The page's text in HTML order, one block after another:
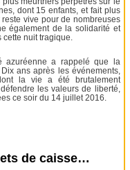
dont 15 enfants, et fait plus
vive pour de nombreuses
également de la solidarité et
cette nuit tragique.
azuréenne a rappelé que la
ans après les événements,
la vie a été brutalement
les valeurs de liberté,
ce soir du 14 juillet 2016.
de caisse…